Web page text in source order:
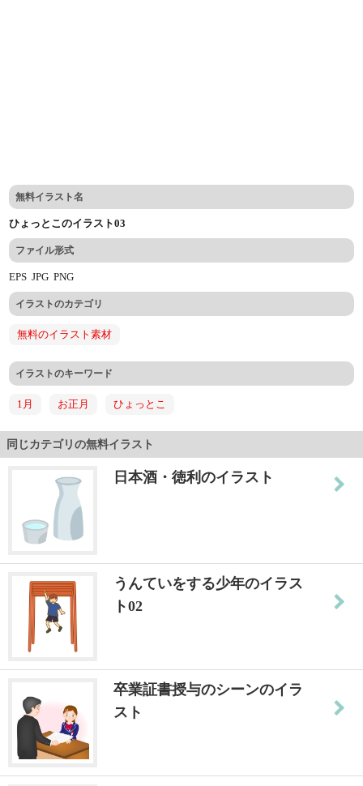
無料イラスト名
ひょっとこのイラスト03
ファイル形式
EPSJPGPNG
イラストのカテゴリ
無料のイラスト素材
イラストのキーワード
1月 お正月 ひょっとこ
同じカテゴリの無料イラスト
日本酒・徳利のイラスト
うんていをする少年のイラス
ト02
卒業証書授与のシーンのイラ
スト